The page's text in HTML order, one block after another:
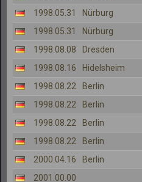
1998.05.31
Nürburg
1998.05.31
Nürburg
1998.08.08
Dresden
1998.08.16
Hidelsheim
1998.08.22
Berlin
1998.08.22
Berlin
1998.08.22
Berlin
1998.08.22
Berlin
2000.04.16
Berlin
2001.00.00